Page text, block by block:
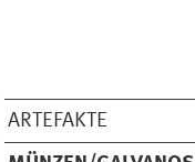
ARTEFAKTE